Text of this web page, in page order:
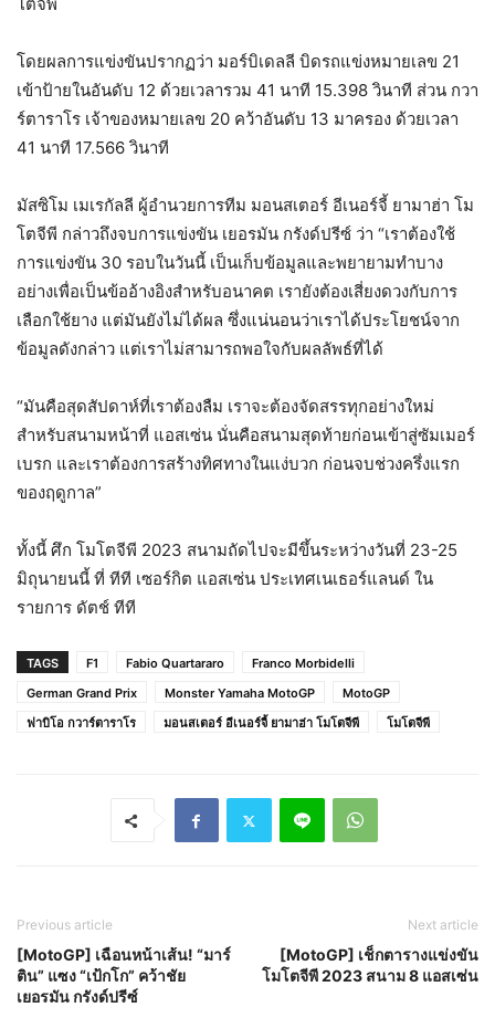
โดยผลการแข่งขันปรากฏว่า มอร์บิเดลลี บิดรถแข่งหมายเลข 21
เข้าป้ายในอันดับ 12 ด้วยเวลารวม 41 นาที 15.398 วินาที ส่วน กวา
ร์ตาราโร เจ้าของหมายเลข 20 คว้าอันดับ 13 มาครอง ด้วยเวลา
41 นาที 17.566 วินาที
มัสซิโม เมเรกัลลี ผู้อำนวยการทีม มอนสเตอร์ อีเนอร์จี้ ยามาฮ่า โม
โตจีพี กล่าวถึงจบการแข่งขัน เยอรมัน กรังด์ปรีซ์ ว่า “เราต้องใช้
การแข่งขัน 30 รอบในวันนี้ เป็นเก็บข้อมูลและพยายามทำบาง
อย่างเพื่อเป็นข้ออ้างอิงสำหรับอนาคต เรายังต้องเสี่ยงดวงกับการ
เลือกใช้ยาง แต่มันยังไม่ได้ผล ซึ่งแน่นอนว่าเราได้ประโยชน์จาก
ข้อมูลดังกล่าว แต่เราไม่สามารถพอใจกับผลลัพธ์ที่ได้
“มันคือสุดสัปดาห์ที่เราต้องลืม เราจะต้องจัดสรรทุกอย่างใหม่
สำหรับสนามหน้าที่ แอสเซ่น นั่นคือสนามสุดท้ายก่อนเข้าสู่ซัมเมอร์
เบรก และเราต้องการสร้างทิศทางในแง่บวก ก่อนจบช่วงครึ่งแรก
ของฤดูกาล”
ทั้งนี้ ศึก โมโตจีพี 2023 สนามถัดไปจะมีขึ้นระหว่างวันที่ 23-25
มิถุนายนนี้ ที่ ทีที เซอร์กิต แอสเซ่น ประเทศเนเธอร์แลนด์ ใน
รายการ ดัตช์ ทีที
TAGS F1 Fabio Quartararo
Franco Morbidelli
German Grand Prix
Monster Yamaha MotoGP
MotoGP
ฟาบิโอ กวาร์ตาราโร
มอนสเตอร์ อีเนอร์จี้ ยามาฮ่า โมโตจีพี โมโตจีพี
Previous article
[MotoGP] เฉือนหน้าเส้น! “มาร์
ติน” แซง “เป้กโก” คว้าชัย
เยอรมัน กรังด์ปรีซ์
Next article
[MotoGP] เช็กตารางแข่งขัน
โมโตจีพี 2023 สนาม 8 แอสเซ่น